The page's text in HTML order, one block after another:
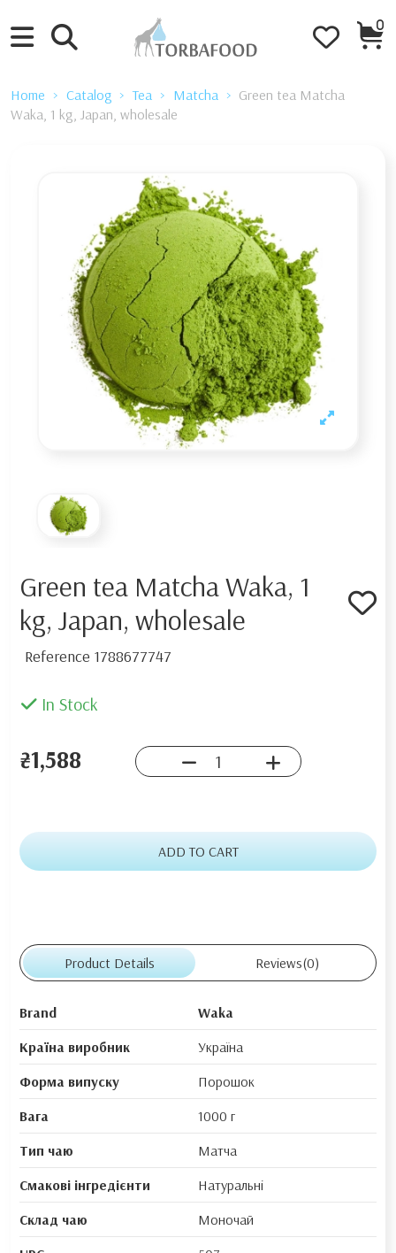
0
Home Catalog Tea Matcha
Green tea Matcha
Waka, 1 kg, Japan, wholesale
Green tea Matcha Waka, 1
kg, Japan, wholesale
Reference 1788677747
In Stock
₴1,588
ADD TO CART
Product Details Reviews(0)
Brand
Waka
Країна виробник
Україна
Форма випуску
Порошок
Вага
1000 г
Тип чаю
Матча
Смакові інгредієнти
Натуральні
Склад чаю
Моночай